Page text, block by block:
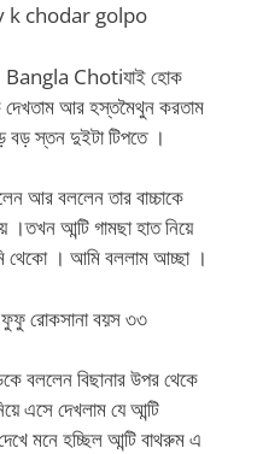
k chodar golpo
। Bangla Chotiযাই হোক
আর হস্তমৈথুন করতাম
বড় স্তন দুইটা টিপতে ।
আর বললেন তার বাচ্চাকে
।তখন আন্টি গামছা হাত নিয়ে
থেকো । আমি বললাম আচ্ছা ।
রোকসানা বয়স ৩৩
বললেন বিছানার উপর থেকে
এসে দেখলাম যে আন্টি
মনে হচ্ছিল আন্টি বাথরুম এ